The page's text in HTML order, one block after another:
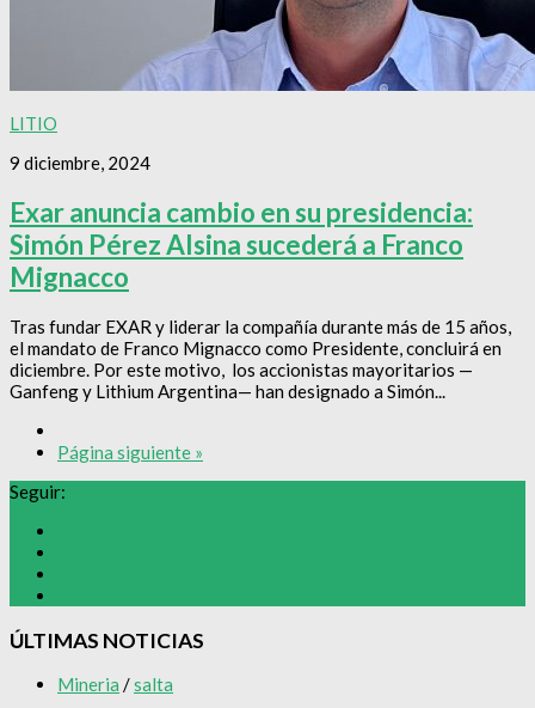
LITIO
9 diciembre, 2024
Exar anuncia cambio en su presidencia:
Simón Pérez Alsina sucederá a Franco
Mignacco
Tras fundar EXAR y liderar la compañía durante más de 15 años,
el mandato de Franco Mignacco como Presidente, concluirá en
diciembre. Por este motivo, los accionistas mayoritarios —
Ganfeng y Lithium Argentina— han designado a Simón...
Página siguiente »
Seguir:
ÚLTIMAS NOTICIAS
Mineria /salta